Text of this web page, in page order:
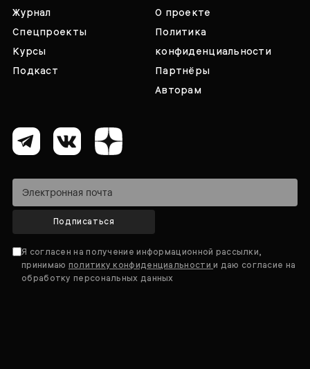
Журнал
Спецпроекты
Курсы
Подкаст
О проекте
Политика
конфиденциальности
Партнёры
Авторам
Подписаться
Я согласен на получение информационной рассылки,
принимаю политику конфиденциальностии даю согласие на
обработку персональных данных